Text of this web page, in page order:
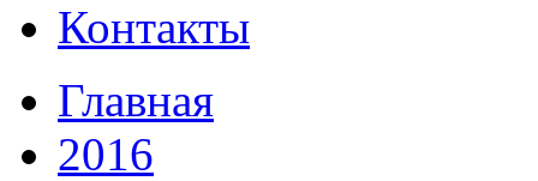
Контакты
Главная
2016